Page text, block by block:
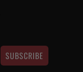
SUBSCRIBE